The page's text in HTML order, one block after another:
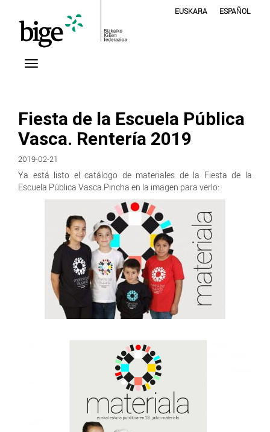
EUSKARA ESPAÑOL
Fiesta de la Escuela Pública
Vasca. Rentería 2019
2019-02-21
Ya está listo el catálogo de materiales de la Fiesta de la
Escuela Pública Vasca.Pincha en la imagen para verlo: